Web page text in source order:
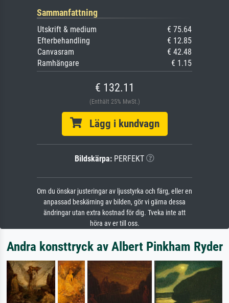
Sammanfattning
Utskrift & medium
€ 75.64
Efterbehandling
€ 12.85
Canvasram
€ 42.48
Ramhängare
€ 1.15
€ 132.11
(Enthält 25% MwSt.)
Lägg i kundvagn
Bildskärpa: PERFEKT
Om du önskar justeringar av ljusstyrka och färg, eller en
anpassad beskärning av bilden, gör vi gärna dessa
ändringar utan extra kostnad för dig. Tveka inte att
höra av er till oss.
Andra konsttryck av Albert Pinkham Ryder